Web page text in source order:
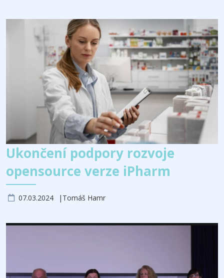
Ukončení podpory rozvoje
opensource verze iPharm
07.03.2024 Tomáš Hamr